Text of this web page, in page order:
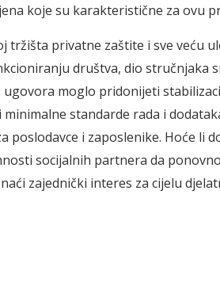
koje su karakteristične za ovu
tržišta privatne zaštite i sve veću
društva, dio stručnjaka
moglo pridonijeti
standarde rada i
poslodavce i zaposlenike. Hoće li
socijalnih partnera da
zajednički interes za cijelu